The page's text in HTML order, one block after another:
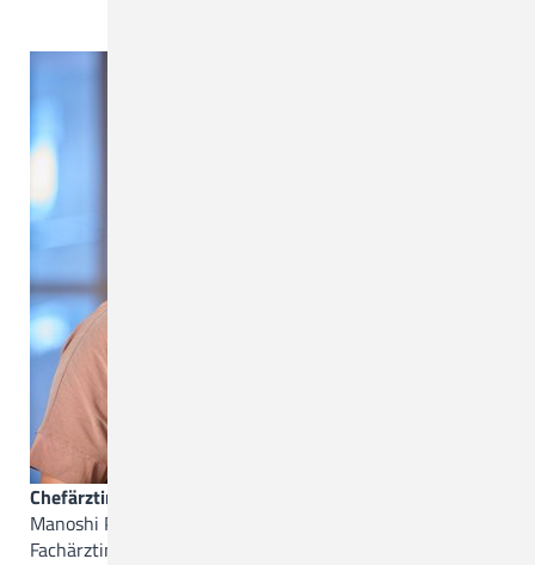
Chefärztin
Manoshi Pakrasi
Fachärztin für Psychiatrie und Psychotherapie